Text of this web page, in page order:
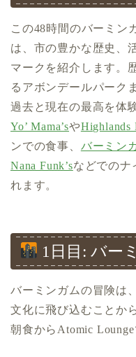
この48時間のバーミン
は、市の豊かな歴史、
マークを紹介します。
るアボンデールパーク
過去と現在の最高を体
Yo’ Mama’sや
ンでの食事、 バーミン
Nana Funk’sなどでのナ
れます。
1日目: バー
バーミンガムの冒険は
文化に飛び込むことか
朝食からAtomic